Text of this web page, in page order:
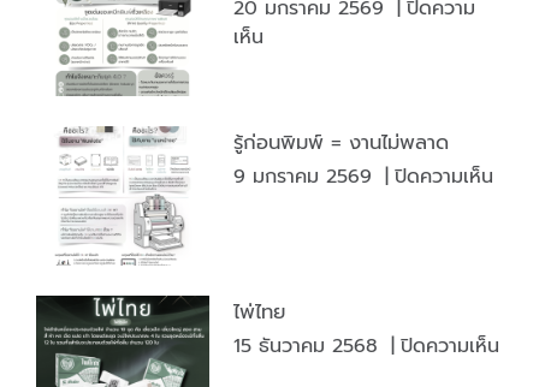
สกรีน”
20 มกราคม 2569 | ปิดความ
เห็นบน
เหลือง
(soy
รู้ก่อนพิมพ์ = งานไม่พลาด
9 มกราคม 2569 | ปิดความเห็นบน
ไม่
ไพ่ไทย
15 ธันวาคม 2568 | ปิดความเห็นบน